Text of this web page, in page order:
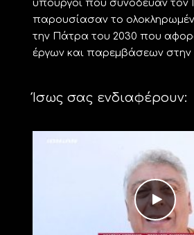
υπουργοί που συνόδευαν
παρουσίασαν το
την Πάτρα του 2030 που
έργων και παρεμβάσεων στην
Ίσως σας ενδιαφέρουν: